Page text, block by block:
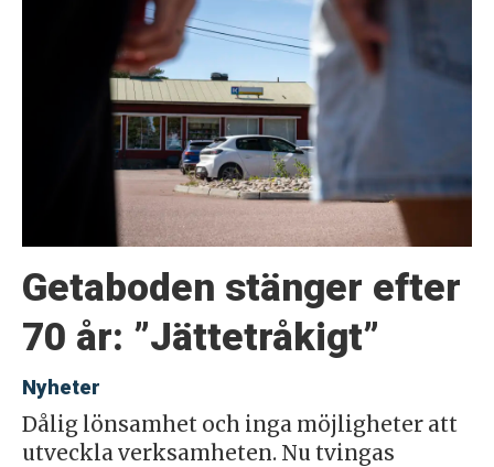
Getaboden stänger efter
70 år: ”Jättetråkigt”
Nyheter
Dålig lönsamhet och inga möjligheter att
utveckla verksamheten. Nu tvingas